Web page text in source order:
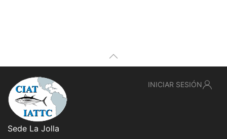
Sede La Jolla
INICIAR SESIÓN